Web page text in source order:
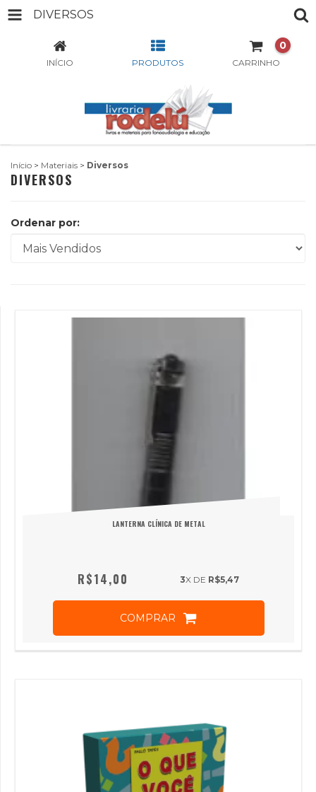
DIVERSOS
INÍCIO PRODUTOS CARRINHO
0
Início > Materiais > Diversos
DIVERSOS
Ordenar por:
LANTERNA CLÍNICA DE METAL
R$14,00 3X DE R$5,47
COMPRAR